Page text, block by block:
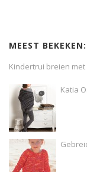
MEEST BEKEKEN:
Kindertrui breien
Katia